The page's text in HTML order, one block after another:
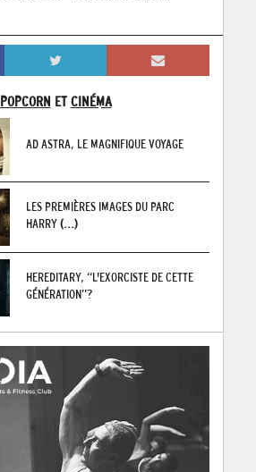
POPCORN ET CINÉMA
AD ASTRA, LE MAGNIFIQUE VOYAGE
LES PREMIÈRES IMAGES DU PARC
HARRY(...)
HEREDITARY, “L'EXORCISTE DE CETTE
GÉNÉRATION”?